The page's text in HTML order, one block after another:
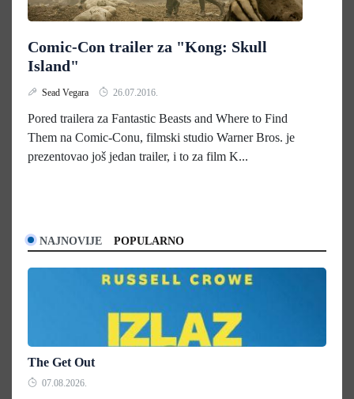
Comic-Con trailer za "Kong: Skull
Island"
Sead Vegara 26.07.2016.
Pored trailera za Fantastic Beasts and Where to Find
Them na Comic-Conu, filmski studio Warner Bros. je
prezentovao još jedan trailer, i to za film K...
NAJNOVIJE POPULARNO
The Get Out
07.08.2026.